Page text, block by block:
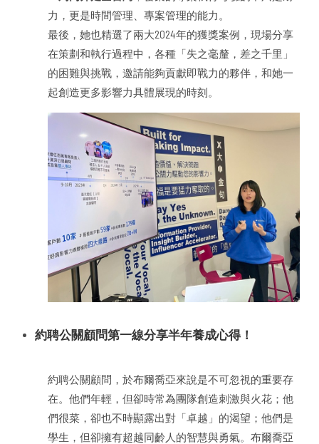
力，更是時間管理、專案管理的能力。
最後，她也精選了兩大2024年的獲獎案例，現場分享
在策劃和執行過程中，各種「失之毫釐，差之千里」
的困難與挑戰，邀請能夠貢獻即戰力的夥伴，和她一
起創造更多影響力具體展現的時刻。
約聘公關顧問第一線分享半年養成心得！
約聘公關顧問，於布爾喬亞來說是不可忽視的重要存
在。他們年輕，但卻時常為團隊創造刺激與火花；他
們很菜，卻也不時顯露出對「卓越」的渴望；他們是
學生，但卻擁有超越同齡人的智慧與勇氣。布爾喬亞